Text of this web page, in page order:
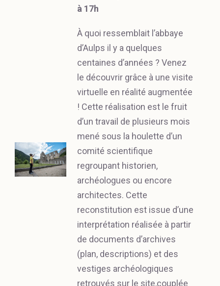
à 17h
À quoi ressemblait l’abbaye
d’Aulps il y a quelques
centaines d’années ? Venez
le découvrir grâce à une visite
virtuelle en réalité augmentée
! Cette réalisation est le fruit
d’un travail de plusieurs mois
mené sous la houlette d’un
comité scientifique
regroupant historien,
archéologues ou encore
architectes. Cette
reconstitution est issue d’une
interprétation réalisée à partir
de documents d’archives
(plan, descriptions) et des
vestiges archéologiques
retrouvés sur le site,couplée